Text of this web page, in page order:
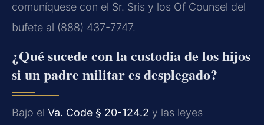
comuníquese con el Sr. Sris y los Of Counsel del
bufete al (888) 437-7747.
¿Qué sucede con la custodia de los hijos
si un padre militar es desplegado?
Bajo el Va. Code § 20-124.2 y las leyes